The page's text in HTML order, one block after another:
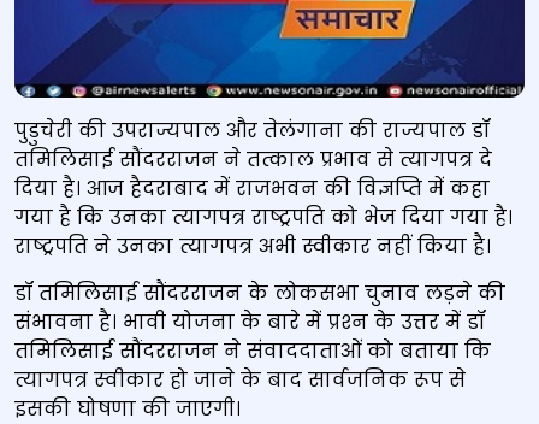
पुडुचेरी की उपराज्यपाल और तेलंगाना की राज्यपाल डॉ
तमिलिसाई सौंदरराजन ने तत्काल प्रभाव से त्यागपत्र दे
दिया है। आज हैदराबाद में राजभवन की विज्ञप्ति में कहा
गया है कि उनका त्यागपत्र राष्‍ट्रपति को भेज दिया गया है।
राष्‍ट्रपति ने उनका त्यागपत्र अभी स्वीकार नहीं किया है।
डॉ तमिलिसाई सौंदरराजन के लोकसभा चुनाव लड़ने की
संभावना है। भावी योजना के बारे में प्रश्‍न के उत्तर में डॉ
तमिलिसाई सौंदरराजन ने संवाददाताओं को बताया कि
त्यागपत्र स्‍वीकार हो जाने के बाद सार्वजनिक रूप से
इसकी घोषणा की जाएगी।